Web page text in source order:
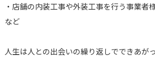
・店舗の内装工事や外装工事を行う事業者
など
人生は人との出会いの繰り返しでできあがっ